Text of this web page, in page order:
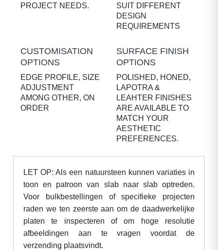
PROJECT NEEDS.
SUIT DIFFERENT
DESIGN
REQUIREMENTS
CUSTOMISATION
OPTIONS
EDGE PROFILE, SIZE
ADJUSTMENT
AMONG OTHER, ON
ORDER
SURFACE FINISH
OPTIONS
POLISHED, HONED,
LAPOTRA &
LEAHTER FINISHES
ARE AVAILABLE TO
MATCH YOUR
AESTHETIC
PREFERENCES.
LET OP: Als een natuursteen kunnen variaties in
toon en patroon van slab naar slab optreden.
Voor bulkbestellingen of specifieke projecten
raden we ten zeerste aan om de daadwerkelijke
platen te inspecteren of om hoge resolutie
afbeeldingen aan te vragen voordat de
verzending plaatsvindt.